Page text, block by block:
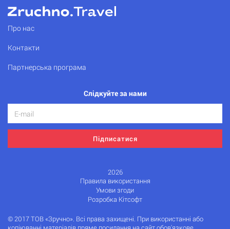
Про нас
Контакти
Партнерська програма
Слідкуйте за нами
Підписатися
2026
Правила використання
Умови згоди
Розробка Кітсофт
© 2017 ТОВ «Зручно». Всі права захищені. При використанні або